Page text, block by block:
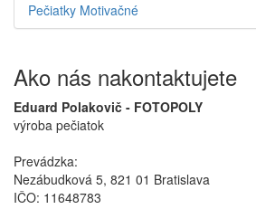
Pečiatky Motivačné
Ako nás nakontaktujete
Eduard Polakovič - FOTOPOLY
výroba pečiatok
Prevádzka:
Nezábudková 5, 821 01 Bratislava
IČO: 11648783